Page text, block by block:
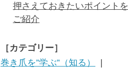
押さえておきたいポイントを
ご紹介
［カテゴリー］
巻き爪を”学ぶ”（知る）